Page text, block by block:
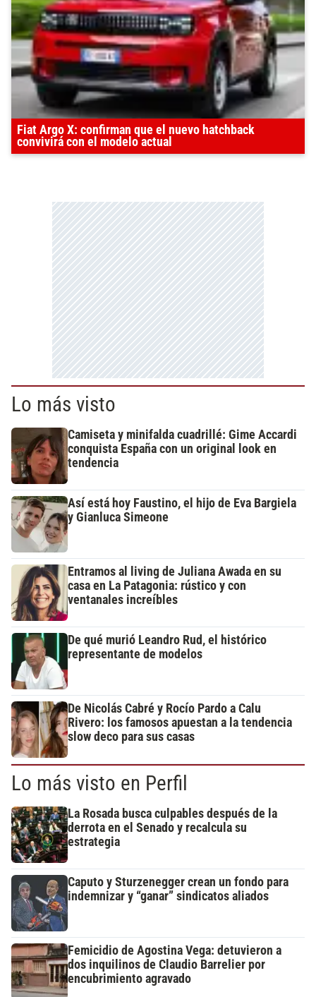
Fiat Argo X: confirman que el nuevo hatchback
convivirá con el modelo actual
Lo más visto
Camiseta y minifalda cuadrillé: Gime Accardi
conquista España con un original look en
tendencia
Así está hoy Faustino, el hijo de Eva Bargiela
y Gianluca Simeone
Entramos al living de Juliana Awada en su
casa en La Patagonia: rústico y con
ventanales increíbles
De qué murió Leandro Rud, el histórico
representante de modelos
De Nicolás Cabré y Rocío Pardo a Calu
Rivero: los famosos apuestan a la tendencia
slow deco para sus casas
Lo más visto en Perfil
La Rosada busca culpables después de la
derrota en el Senado y recalcula su
estrategia
Caputo y Sturzenegger crean un fondo para
indemnizar y “ganar” sindicatos aliados
Femicidio de Agostina Vega: detuvieron a
dos inquilinos de Claudio Barrelier por
encubrimiento agravado